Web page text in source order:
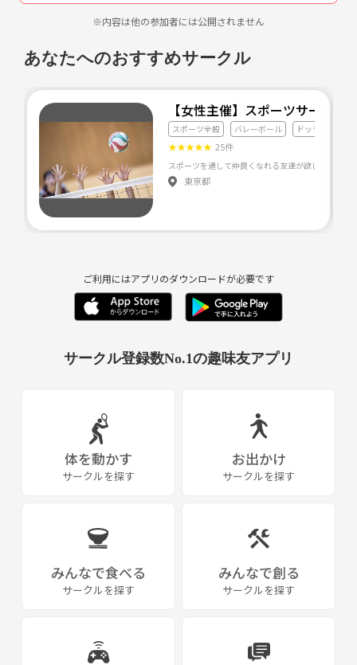
その分
・ボールに触れる回数が多い
・短時間でもちゃんと練習できる
平日夜の限られた時間でも
しっかり成長を実感できる環境にしていきたいと思っています！
▼活動について
・平日夜または土日祝
・基礎練メイン
・品川区内の体育館で開催（場所は参加者に共有）
初心者〜中級者中心ですが、
周りに配慮できる経験者の方も歓迎です🙆‍♂️
※完全な初心者(バレーボールにはじめて触れる)の方は少し難しい内容
ーブや対人パスをそれなりにこなせる方にフォーカスしたメニューとな
っていますのでご了承ください。
「試合だとあまり上達実感できない…」
「短時間でもちゃんと練習したい」
って人はぜひ一度来てみてください！
・参加希望日程
以上を記載の上ご連絡ください！
※内容は他の参加者には公開されません
あなたへのおすすめサークル
【女性主催】スポーツサークル
スポーツ全般 バレーボール ドッチボール
★★★★★ 25件
東京都
ご利用にはアプリのダウンロードが必要です
サークル登録数No.1の趣味友アプリ
体を動かす
サークルを探す
お出かけ
サークルを探す
みんなで食べる
サークルを探す
みんなで創る
サークルを探す